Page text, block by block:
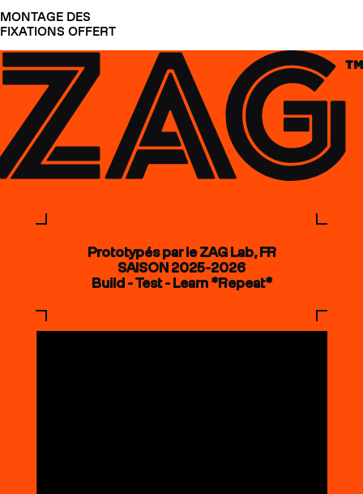
MONTAGE DES
FIXATIONS OFFERT
Prototypés par le ZAG Lab, FR
SAISON 2025-2026
Build - Test - Learn *Repeat*